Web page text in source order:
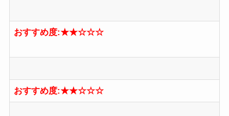
おすすめ度:★★☆☆☆
おすすめ度:★★☆☆☆